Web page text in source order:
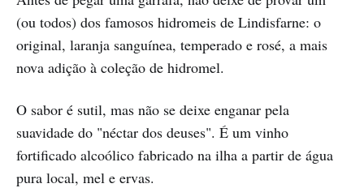
(ou todos) dos famosos hidromeis de Lindisfarne: o
original, laranja sanguínea, temperado e rosé, a mais
nova adição à coleção de hidromel.
O sabor é sutil, mas não se deixe enganar pela
suavidade do "néctar dos deuses". É um vinho
fortificado alcoólico fabricado na ilha a partir de água
pura local, mel e ervas.